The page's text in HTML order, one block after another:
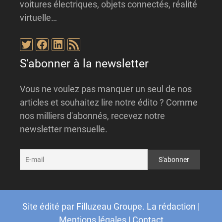
voitures électriques, objets connectés, réalité
virtuelle…
Twitter
Facebook
LinkedIn
Flux RSS
S'abonner à la newsletter
Vous ne voulez pas manquer un seul de nos
articles et souhaitez lire notre édito ? Comme
nos milliers d'abonnés, recevez notre
newsletter mensuelle.
Site édité par Filluzeau Groupe. La rédaction |
Mentions légales| Contact